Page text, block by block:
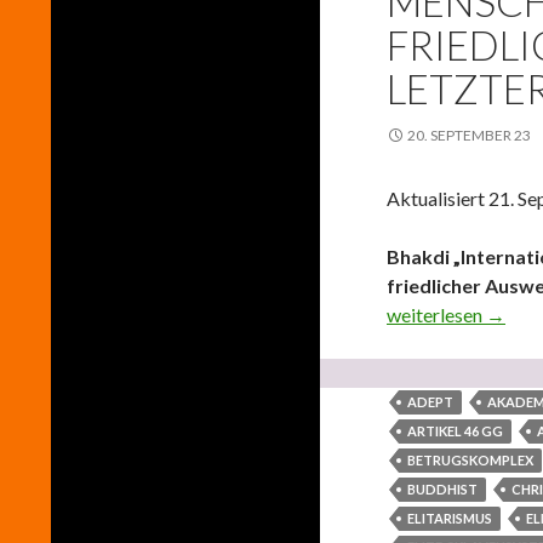
20. SEPTEMBER 23
Aktualisiert 21.
Bhakdi
friedlicher
Bhakdi
weiterlesen →
ADEPT
ARTIKEL 46 GG
BETRUGSKOMPLEX
BUDDHIST
ELITARISMUS